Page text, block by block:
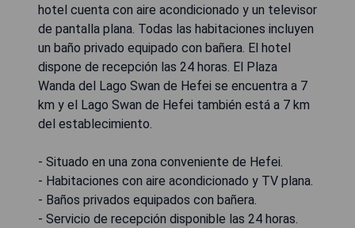
hotel cuenta con aire acondicionado y un televisor
de pantalla plana. Todas las habitaciones incluyen
un baño privado equipado con bañera. El hotel
dispone de recepción las 24 horas. El Plaza
Wanda del Lago Swan de Hefei se encuentra a 7
km y el Lago Swan de Hefei también está a 7 km
del establecimiento.
- Situado en una zona conveniente de Hefei.
- Habitaciones con aire acondicionado y TV plana.
- Baños privados equipados con bañera.
- Servicio de recepción disponible las 24 horas.